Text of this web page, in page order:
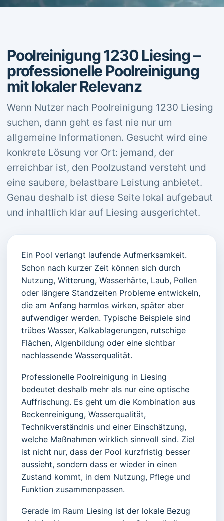
Poolreinigung 1230 Liesing –
professionelle Poolreinigung
mit lokaler Relevanz
Wenn Nutzer nach Poolreinigung 1230 Liesing
suchen, dann geht es fast nie nur um
allgemeine Informationen. Gesucht wird eine
konkrete Lösung vor Ort: jemand, der
erreichbar ist, den Poolzustand versteht und
eine saubere, belastbare Leistung anbietet.
Genau deshalb ist diese Seite lokal aufgebaut
und inhaltlich klar auf Liesing ausgerichtet.
Ein Pool verlangt laufende Aufmerksamkeit.
Schon nach kurzer Zeit können sich durch
Nutzung, Witterung, Wasserhärte, Laub, Pollen
oder längere Standzeiten Probleme entwickeln,
die am Anfang harmlos wirken, später aber
aufwendiger werden. Typische Beispiele sind
trübes Wasser, Kalkablagerungen, rutschige
Flächen, Algenbildung oder eine sichtbar
nachlassende Wasserqualität.
Professionelle Poolreinigung in Liesing
bedeutet deshalb mehr als nur eine optische
Auffrischung. Es geht um die Kombination aus
Beckenreinigung, Wasserqualität,
Technikverständnis und einer Einschätzung,
welche Maßnahmen wirklich sinnvoll sind. Ziel
ist nicht nur, dass der Pool kurzfristig besser
aussieht, sondern dass er wieder in einen
Zustand kommt, in dem Nutzung, Pflege und
Funktion zusammenpassen.
Gerade im Raum Liesing ist der lokale Bezug